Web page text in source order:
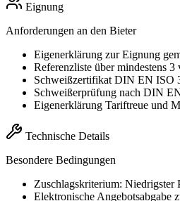
Eignung
Anforderungen an den Bieter
Eigenerklärung zur Eignung
Referenzliste über mindestens
Schweißzertifikat DIN EN ISO
Schweißerprüfung nach DIN
Eigenerklärung Tariftreue und
Technische Details
Besondere Bedingungen
Zuschlagskriterium: Niedrigster
Elektronische Angebotsabgabe